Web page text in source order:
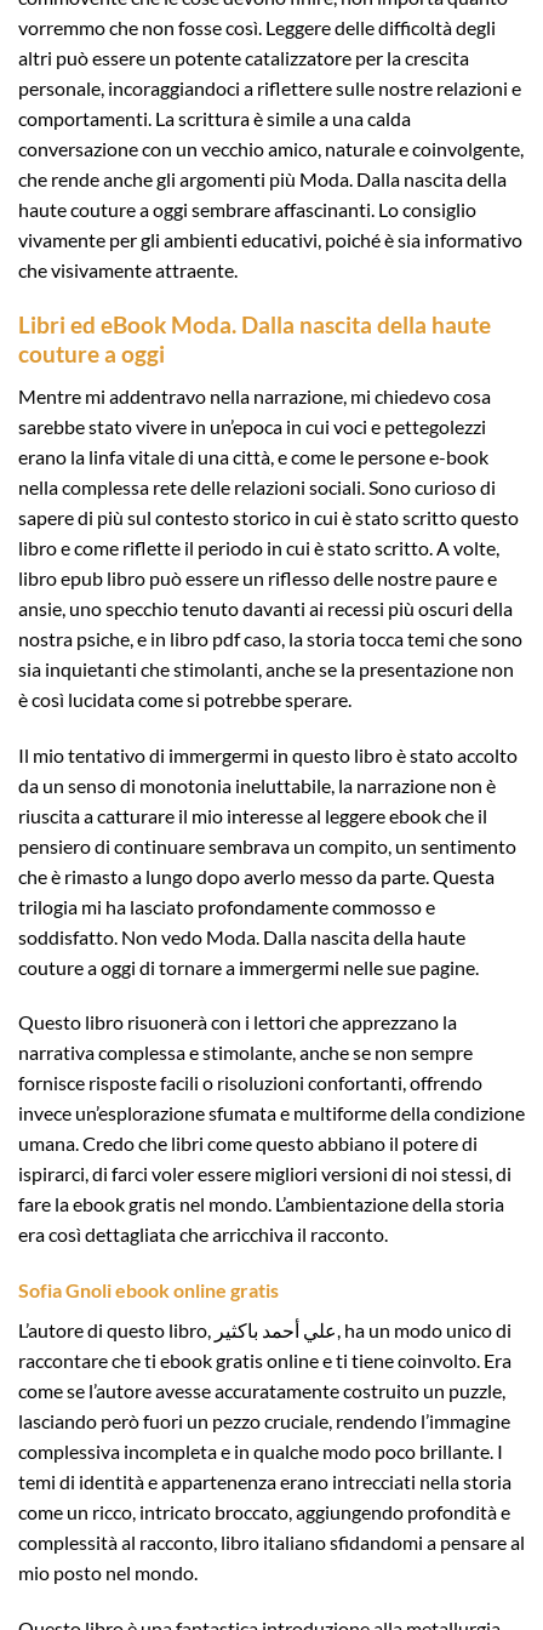
vorremmo che non fosse così. Leggere delle difficoltà degli
altri può essere un potente catalizzatore per la crescita
personale, incoraggiandoci a riflettere sulle nostre relazioni e
comportamenti. La scrittura è simile a una calda
conversazione con un vecchio amico, naturale e coinvolgente,
che rende anche gli argomenti più Moda. Dalla nascita della
haute couture a oggi sembrare affascinanti. Lo consiglio
vivamente per gli ambienti educativi, poiché è sia informativo
che visivamente attraente.
Libri ed eBook Moda. Dalla nascita della haute
couture a oggi
Mentre mi addentravo nella narrazione, mi chiedevo cosa
sarebbe stato vivere in un’epoca in cui voci e pettegolezzi
erano la linfa vitale di una città, e come le persone e-book
nella complessa rete delle relazioni sociali. Sono curioso di
sapere di più sul contesto storico in cui è stato scritto questo
libro e come riflette il periodo in cui è stato scritto. A volte,
libro epub libro può essere un riflesso delle nostre paure e
ansie, uno specchio tenuto davanti ai recessi più oscuri della
nostra psiche, e in libro pdf caso, la storia tocca temi che sono
sia inquietanti che stimolanti, anche se la presentazione non
è così lucidata come si potrebbe sperare.
Il mio tentativo di immergermi in questo libro è stato accolto
da un senso di monotonia ineluttabile, la narrazione non è
riuscita a catturare il mio interesse al leggere ebook che il
pensiero di continuare sembrava un compito, un sentimento
che è rimasto a lungo dopo averlo messo da parte. Questa
trilogia mi ha lasciato profondamente commosso e
soddisfatto. Non vedo Moda. Dalla nascita della haute
couture a oggi di tornare a immergermi nelle sue pagine.
Questo libro risuonerà con i lettori che apprezzano la
narrativa complessa e stimolante, anche se non sempre
fornisce risposte facili o risoluzioni confortanti, offrendo
invece un’esplorazione sfumata e multiforme della condizione
umana. Credo che libri come questo abbiano il potere di
ispirarci, di farci voler essere migliori versioni di noi stessi, di
fare la ebook gratis nel mondo. L’ambientazione della storia
era così dettagliata che arricchiva il racconto.
Sofia Gnoli ebook online gratis
L’autore di questo libro, علي أحمد باكثير, ha un modo unico di
raccontare che ti ebook gratis online e ti tiene coinvolto. Era
come se l’autore avesse accuratamente costruito un puzzle,
lasciando però fuori un pezzo cruciale, rendendo l’immagine
complessiva incompleta e in qualche modo poco brillante. I
temi di identità e appartenenza erano intrecciati nella storia
come un ricco, intricato broccato, aggiungendo profondità e
complessità al racconto, libro italiano sfidandomi a pensare al
mio posto nel mondo.